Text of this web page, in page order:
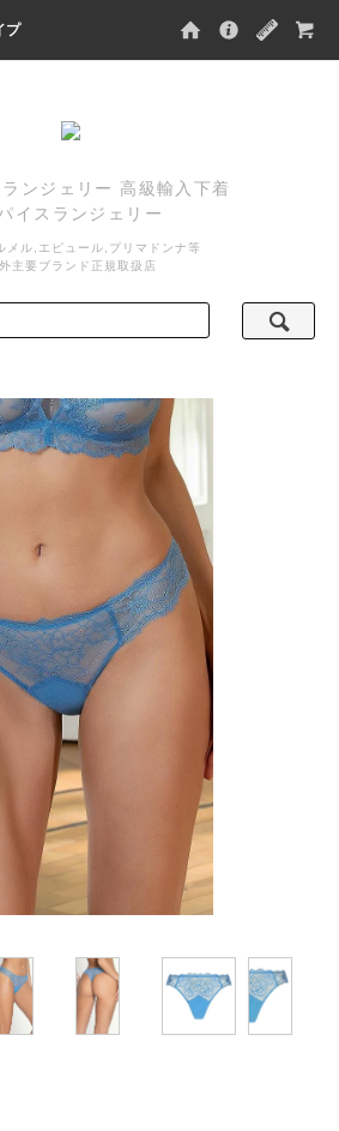
プ
ンジェリー 高級輸入下着
イスランジェリー
メル,エピュール,プリマドンナ等
主要ブランド正規取扱店